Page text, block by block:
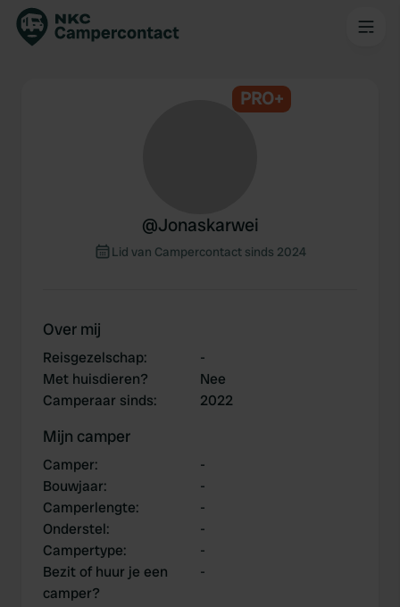
PRO+
@Jonaskarwei
Lid van Campercontact sinds 2024
Over mij
Reisgezelschap:
-
Met huisdieren?
Nee
Camperaar sinds: 2022
Mijn camper
Camper:
-
Bouwjaar:
-
Camperlengte:
-
Onderstel:
-
Campertype:
-
Bezit of huur je een
camper?
-